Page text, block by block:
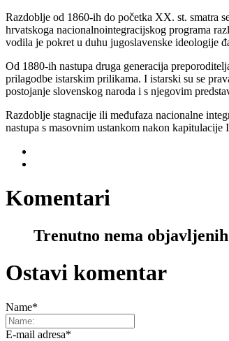
Razdoblje od 1860-ih do početka XX. st. smatra
hrvatskoga nacionalnointegracijskog programa
vodila je pokret u duhu jugoslavenske ideologije
Od 1880-ih nastupa druga generacija
prilagodbe istarskim prilikama. I istarski su se
postojanje slovenskog naroda i s njegovim
Razdoblje stagnacije ili međufaza nacionalne
nastupa s masovnim ustankom nakon kapitulacije
Komentari
Trenutno nema
Ostavi komentar
Name*
E-mail adresa*